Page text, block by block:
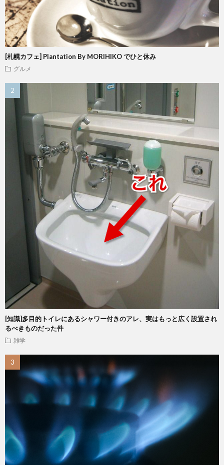
[札幌カフェ] Plantation By MORIHIKO でひと休み
グルメ
[知識]多目的トイレにあるシャワー付きのアレ、実はもっと広く設置され
るべきものだった件
雑学